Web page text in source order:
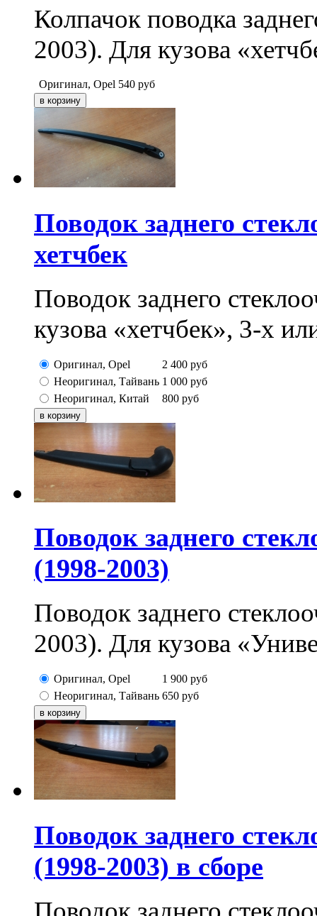
Колпачок поводка
2003). Для кузова
Оригинал, Opel 540 руб
Поводок заднего
хетчбек
Поводок заднего
кузова «хетчбек», 3-х
Оригинал, Opel 2 400 руб
Неоригинал, Тайвань 1 000 руб
Неоригинал, Китай
800 руб
Поводок заднего
(1998-2003)
Поводок заднего
2003). Для кузова
Оригинал, Opel 1 900 руб
Неоригинал, Тайвань 650 руб
Поводок заднего
(1998-2003) в сборе